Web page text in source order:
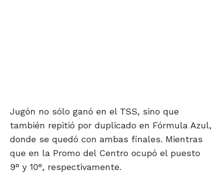
Jugón no sólo ganó en el TSS, sino que
también repitió por duplicado en Fórmula Azul,
donde se quedó con ambas finales. Mientras
que en la Promo del Centro ocupó el puesto
9° y 10°, respectivamente.